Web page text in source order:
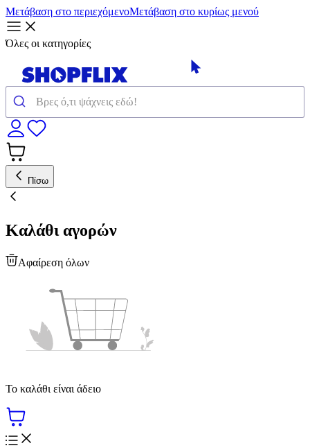
Μετάβαση στο περιεχόμενοΜετάβαση στο κυρίως μενού
Όλες οι κατηγορίες
Πίσω
Καλάθι αγορών
Αφαίρεση όλων
Το καλάθι είναι άδειο